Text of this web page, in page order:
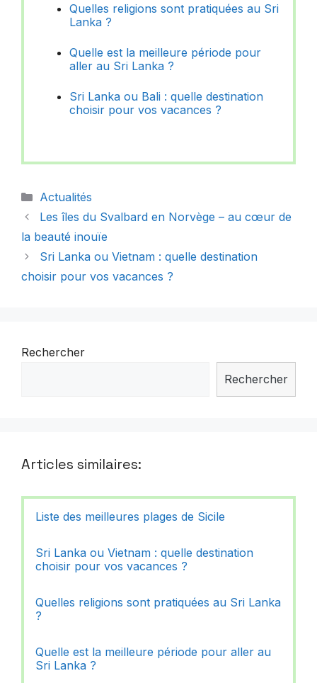
Quelles religions sont pratiquées au Sri
Lanka ?
Quelle est la meilleure période pour
aller au Sri Lanka ?
Sri Lanka ou Bali : quelle destination
choisir pour vos vacances ?
Catégories
Actualités
Les îles du Svalbard en Norvège – au cœur de
la beauté inouïe
Sri Lanka ou Vietnam : quelle destination
choisir pour vos vacances ?
Rechercher
Rechercher
Articles similaires:
Liste des meilleures plages de Sicile
Sri Lanka ou Vietnam : quelle destination
choisir pour vos vacances ?
Quelles religions sont pratiquées au Sri Lanka
?
Quelle est la meilleure période pour aller au
Sri Lanka ?